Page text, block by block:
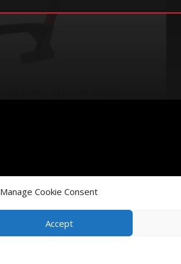
Manage Cookie Consent
Accept